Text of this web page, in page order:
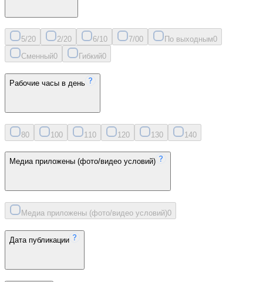
5/20 2/20 6/10 7/00 По выходным0
Сменный0 Гибкий0
Рабочие часы в день
80 100 11 0 120 130 140
Медиа приложены (фото/видео условий)
Медиа приложены (фото/видео условий)0
Дата публикации